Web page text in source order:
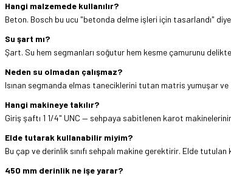
Hangi malzemede kullanılır?
Beton. Bosch bu ucu "betonda delme işleri için tasarlandı" diye
Su şart mı?
Şart. Su hem segmanları soğutur hem kesme çamurunu
Neden su olmadan çalışmaz?
Isınan segmanda elmas taneciklerini tutan matris yumuşar
Hangi makineye takılır?
Giriş şaftı 1 1/4" UNC — sehpaya sabitlenen karot
Elde tutarak kullanabilir miyim?
Bu çap ve derinlik sınıfı sehpalı makine gerektirir. Elde
450 mm derinlik ne işe yarar?